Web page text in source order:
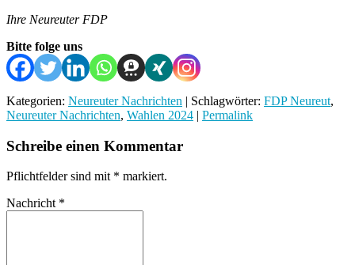
Ihre Neureuter FDP
Bitte folge uns
Kategorien: Neureuter Nachrichten | Schlagwörter: FDP Neureut,
Neureuter Nachrichten, Wahlen 2024 | Permalink
Schreibe einen Kommentar
Pflichtfelder sind mit * markiert.
Nachricht *